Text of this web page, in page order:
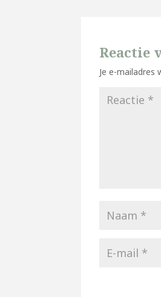
Reactie
Je e-mailadres